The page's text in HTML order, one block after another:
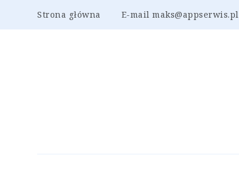
Strona główna E-mail maks@appserwis.pl